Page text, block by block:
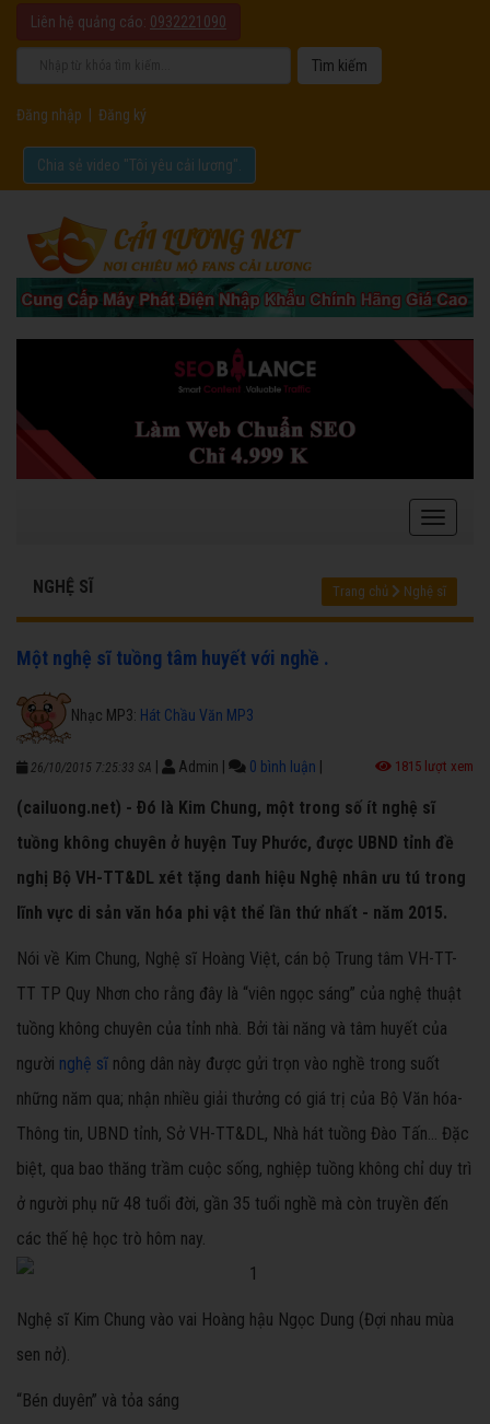
Liên hệ quảng cáo: 0932221090
Đăng nhập Đăng ký
Chia sẻ video "Tôi yêu cải lương".
NGHỆ SĨ Trang chủ Nghệ sĩ
Một nghệ sĩ tuồng tâm huyết với nghề .
Nhạc MP3: Hát Chầu Văn MP3
26/10/2015 7:25:33 SA Admin 0 bình luận 1815 lượt xem
(cailuong.net) - Ðó là Kim Chung, một trong số ít nghệ sĩ
tuồng không chuyên ở huyện Tuy Phước, được UBND tỉnh đề
nghị Bộ VH-TT&DL xét tặng danh hiệu Nghệ nhân ưu tú trong
lĩnh vực di sản văn hóa phi vật thể lần thứ nhất - năm 2015.
Nói về Kim Chung, Nghệ sĩ Hoàng Việt, cán bộ Trung tâm VH-TT-
TT TP Quy Nhơn cho rằng đây là “viên ngọc sáng” của nghệ thuật
tuồng không chuyên của tỉnh nhà. Bởi tài năng và tâm huyết của
người nghệ sĩ nông dân này được gửi trọn vào nghề trong suốt
những năm qua; nhận nhiều giải thưởng có giá trị của Bộ Văn hóa-
Thông tin, UBND tỉnh, Sở VH-TT&DL, Nhà hát tuồng Đào Tấn... Đặc
biệt, qua bao thăng trầm cuộc sống, nghiệp tuồng không chỉ duy trì
ở người phụ nữ 48 tuổi đời, gần 35 tuổi nghề mà còn truyền đến
các thế hệ học trò hôm nay.
Nghệ sĩ Kim Chung vào vai Hoàng hậu Ngọc Dung (Đợi nhau mùa
sen nở).
“Bén duyên” và tỏa sáng